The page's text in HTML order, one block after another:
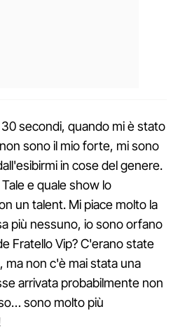
secondi, quando mi è stato
sono il mio forte, mi sono
in cose del genere.
e quale show lo
un talent. Mi piace molto la
più nessuno, io sono orfano
Fratello Vip? C'erano state
ma non c'è mai stata una
arrivata probabilmente non
sono molto più